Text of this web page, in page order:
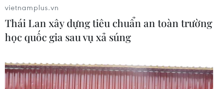
vietnamplus.vn
Thái Lan xây dựng tiêu chuẩn an toàn trường
học quốc gia sau vụ xả súng